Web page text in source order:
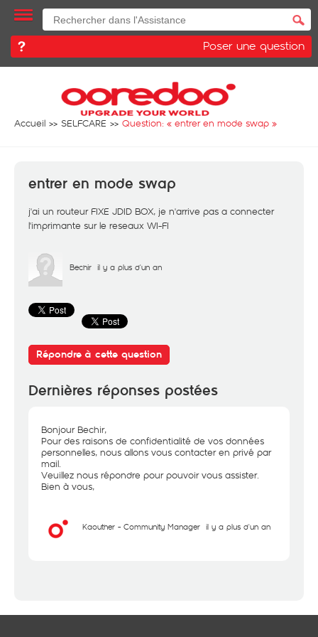
Poser une question
Accueil SELFCARE Question: « entrer en mode swap »
entrer en mode swap
j'ai un routeur FIXE JDID BOX, je n'arrive pas a connecter
l'imprimante sur le reseaux WI-FI
Bechir il y a plus d'un an
Répondre à cette question
Dernières réponses postées
Bonjour Bechir,
Pour des raisons de confidentialité de vos données
personnelles, nous allons vous contacter en privé par
mail.
Veuillez nous répondre pour pouvoir vous assister.
Bien à vous,
Kaouther - Community Manager il y a plus d'un an